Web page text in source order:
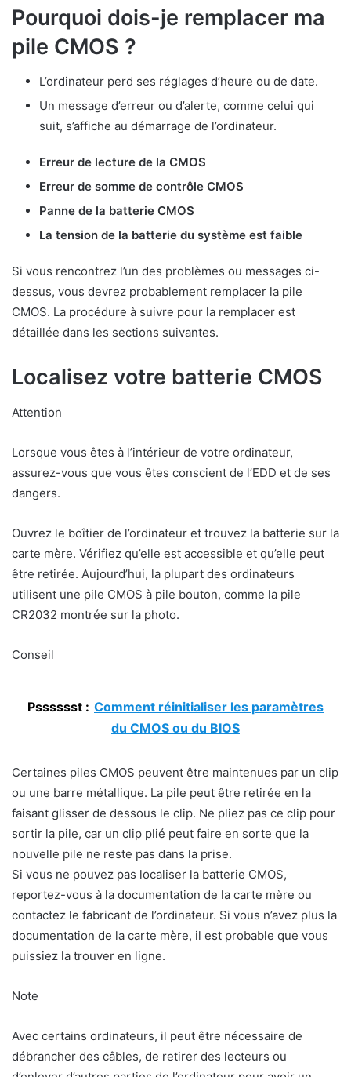
Pourquoi dois-je remplacer ma
pile CMOS ?
L’ordinateur perd ses réglages d’heure ou de date.
Un message d’erreur ou d’alerte, comme celui qui
suit, s’affiche au démarrage de l’ordinateur.
Erreur de lecture de la CMOS
Erreur de somme de contrôle CMOS
Panne de la batterie CMOS
La tension de la batterie du système est faible
Si vous rencontrez l’un des problèmes ou messages ci-
dessus, vous devrez probablement remplacer la pile
CMOS. La procédure à suivre pour la remplacer est
détaillée dans les sections suivantes.
Localisez votre batterie CMOS
Attention
Lorsque vous êtes à l’intérieur de votre ordinateur,
assurez-vous que vous êtes conscient de l’EDD et de ses
dangers.
Ouvrez le boîtier de l’ordinateur et trouvez la batterie sur la
carte mère. Vérifiez qu’elle est accessible et qu’elle peut
être retirée. Aujourd’hui, la plupart des ordinateurs
utilisent une pile CMOS à pile bouton, comme la pile
CR2032 montrée sur la photo.
Conseil
Psssssst : Comment réinitialiser les paramètres
du CMOS ou du BIOS
Certaines piles CMOS peuvent être maintenues par un clip
ou une barre métallique. La pile peut être retirée en la
faisant glisser de dessous le clip. Ne pliez pas ce clip pour
sortir la pile, car un clip plié peut faire en sorte que la
nouvelle pile ne reste pas dans la prise.
Si vous ne pouvez pas localiser la batterie CMOS,
reportez-vous à la documentation de la carte mère ou
contactez le fabricant de l’ordinateur. Si vous n’avez plus la
documentation de la carte mère, il est probable que vous
puissiez la trouver en ligne.
Note
Avec certains ordinateurs, il peut être nécessaire de
débrancher des câbles, de retirer des lecteurs ou